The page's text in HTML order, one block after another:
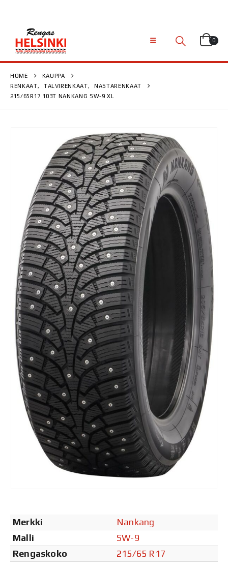
0
HOME
KAUPPA
RENKAAT, TALVIRENKAAT,
NASTARENKAAT
215/65R17 103T NANKANG SW-9 XL
Merkki
Nankang
Malli
SW-9
Rengaskoko
215/65 R17